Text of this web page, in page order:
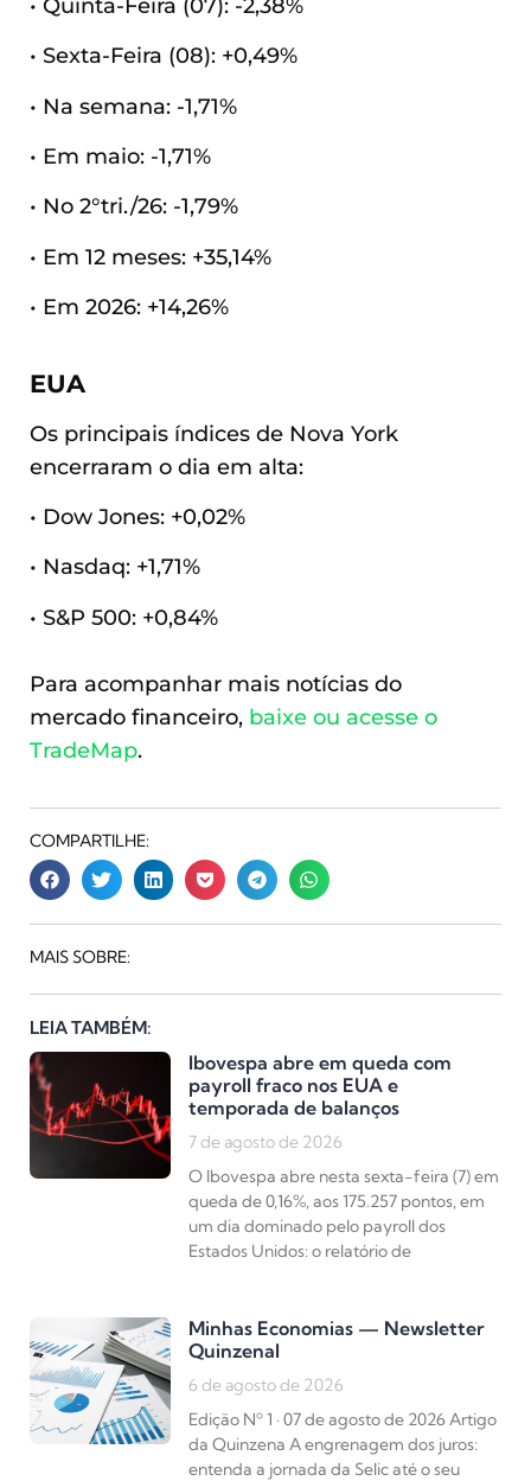
• Quinta-Feira (07): -2,38%
• Sexta-Feira (08): +0,49%
• Na semana: -1,71%
• Em maio: -1,71%
• No 2°tri./26: -1,79%
• Em 12 meses: +35,14%
• Em 2026: +14,26%
EUA
Os principais índices de Nova York
encerraram o dia em alta:
• Dow Jones: +0,02%
• Nasdaq: +1,71%
• S&P 500: +0,84%
Para acompanhar mais notícias do
mercado financeiro, baixe ou acesse o
TradeMap.
COMPARTILHE:
MAIS SOBRE:
LEIA TAMBÉM:
Ibovespa abre em queda com
payroll fraco nos EUA e
temporada de balanços
7 de agosto de 2026
O Ibovespa abre nesta sexta-feira (7) em
queda de 0,16%, aos 175.257 pontos, em
um dia dominado pelo payroll dos
Estados Unidos: o relatório de
Minhas Economias — Newsletter
Quinzenal
6 de agosto de 2026
Edição Nº 1 · 07 de agosto de 2026 Artigo
da Quinzena A engrenagem dos juros:
entenda a jornada da Selic até o seu